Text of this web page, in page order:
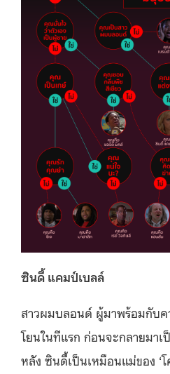
ซินดี้ แคมป์เบลล์
สาวผมบลอนด์ ผู้มาพร้อมกับค
โยนในทีแรก ก่อนจะกลายมา
หลัง ซินดี้เป็นเหมือนแม่ของ ‘